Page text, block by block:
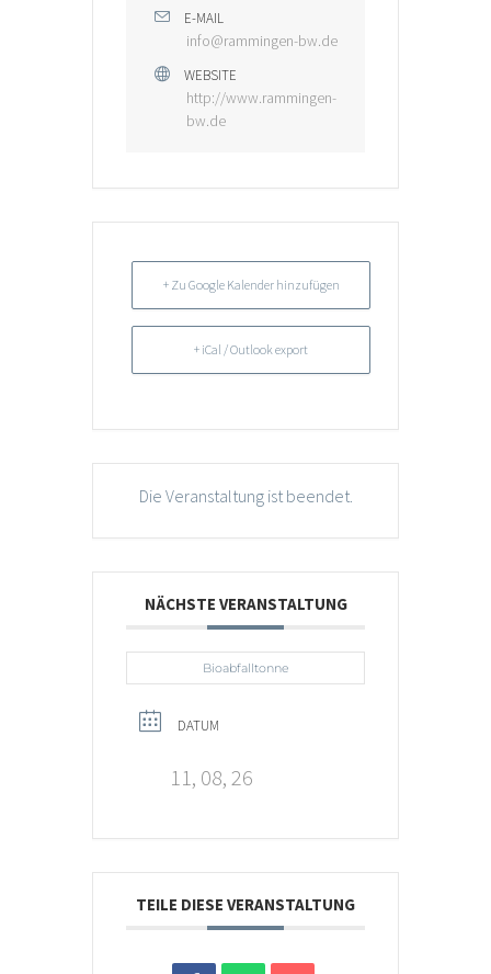
E-MAIL
info@rammingen-bw.de
WEBSITE
http://www.rammingen-
bw.de
+ Zu Google Kalender hinzufügen
+ iCal / Outlook export
Die Veranstaltung ist beendet.
NÄCHSTE VERANSTALTUNG
Bioabfalltonne
DATUM
11, 08, 26
TEILE DIESE VERANSTALTUNG